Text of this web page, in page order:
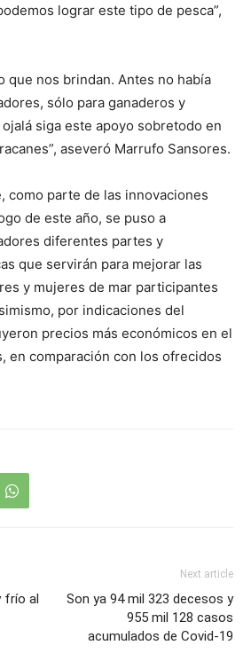
lograr este tipo de pesca”,
que nos brindan. Antes no había
sólo para ganaderos y
siga este apoyo sobretodo en
aseveró Marrufo Sansores.
como parte de las innovaciones
de este año, se puso a
diferentes partes y
que servirán para mejorar las
y mujeres de mar participantes
por indicaciones del
precios más económicos en el
en comparación con los ofrecidos
frío al
Next article
Son ya 94 mil 323 decesos y
955 mil 128 casos
acumulados de Covid-19